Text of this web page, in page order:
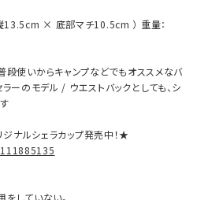
× 底部マチ10.5cm ） 重量：
使いからキャンプなどでもオススメなバ
ーのモデル / ウエストバックとしても、シ
ナルシェラカップ発売中！★
をしていない。